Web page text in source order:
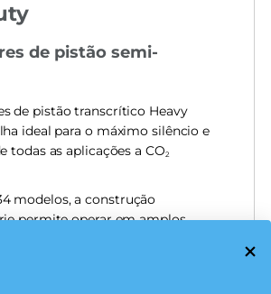
de pistão semi-
de pistão transcrítico Heavy
ideal para o máximo silêncio e
todas as aplicações a CO2
modelos, a construção
permite operar em amplos
AS SÉRIES